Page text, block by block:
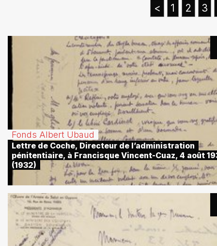
< 1 2 3
Fonds Albert Ubaud
Lettre de Coche, Directeur de l’administration
pénitentiaire, à Francisque Vincent-Cuaz, 4 août
(1932)